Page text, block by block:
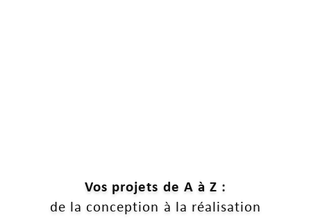
Vos projets de A à Z :
de la conception à la réalisation